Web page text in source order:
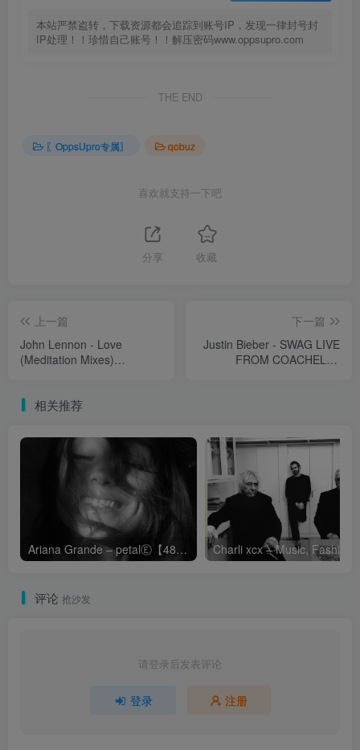
本站严禁盗转，下载资源都会追踪到账号IP，发现一律封号封
IP处理！！珍惜自己账号！！解压密码www.oppsupro.com
THE END
〖OppsUpro专属〗 qobuz
喜欢就支持一下吧
分享 收藏
上一篇
John Lennon - Love
(Meditation Mixes)
下一篇
Justin Bieber - SWAG LIVE
FROM COACHELLA
相关推荐
Ariana Grande – petalⒺ【48kHz／24bit】英国区
评论 抢沙发
请登录后发表评论
登录 注册